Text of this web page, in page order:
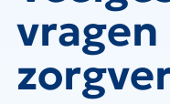
vragen